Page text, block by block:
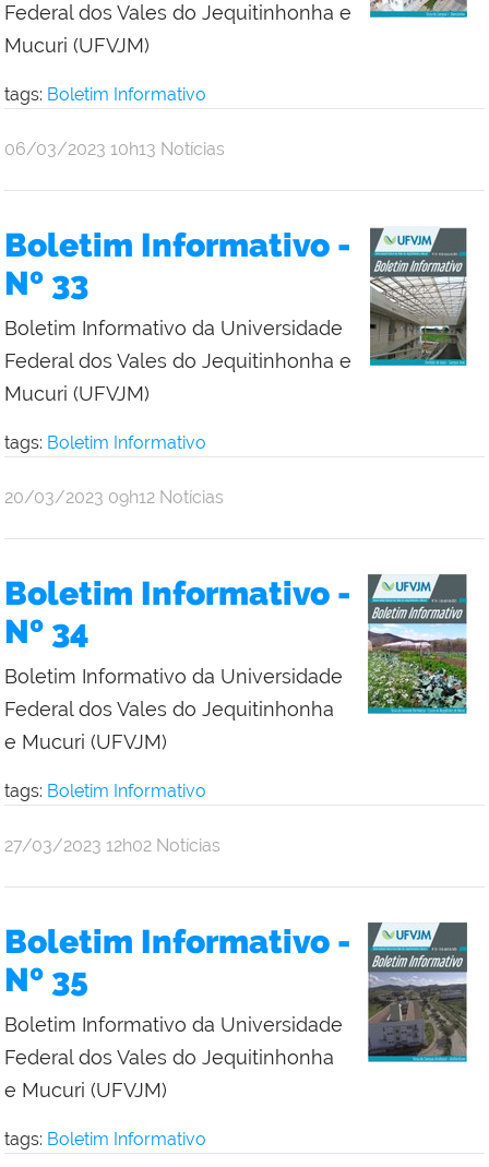
Federal dos Vales do Jequitinhonha e
Mucuri (UFVJM)
tags: Boletim Informativo
publicado
06/03/2023 10h13 Notícias
Boletim Informativo -
Nº 33
Boletim Informativo da Universidade
Federal dos Vales do Jequitinhonha e
Mucuri (UFVJM)
tags: Boletim Informativo
publicado
20/03/2023 09h12 Notícias
Boletim Informativo -
Nº 34
Boletim Informativo da Universidade
Federal dos Vales do Jequitinhonha
e Mucuri (UFVJM)
tags: Boletim Informativo
publicado
27/03/2023 12h02 Notícias
Boletim Informativo -
Nº 35
Boletim Informativo da Universidade
Federal dos Vales do Jequitinhonha
e Mucuri (UFVJM)
tags: Boletim Informativo